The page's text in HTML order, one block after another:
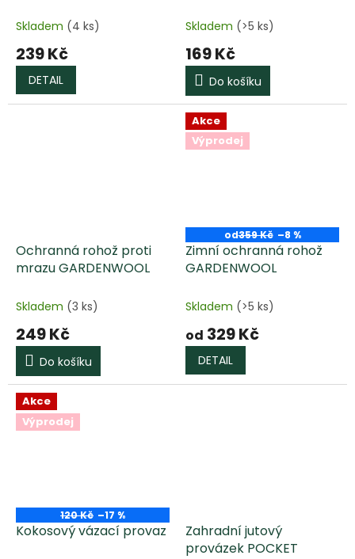
Skladem (4 ks)
239 Kč
DETAIL
Skladem (>5 ks)
169 Kč
Do košíku
Ochranná rohož proti
mrazu GARDENWOOL
Skladem (3 ks)
249 Kč
Do košíku
Akce
Výprodej
od359 Kč –8 %
Zimní ochranná rohož
GARDENWOOL
Skladem (>5 ks)
od 329 Kč
DETAIL
Akce
Výprodej
120 Kč –17 %
Kokosový vázací provaz
Zahradní jutový
provázek POCKET